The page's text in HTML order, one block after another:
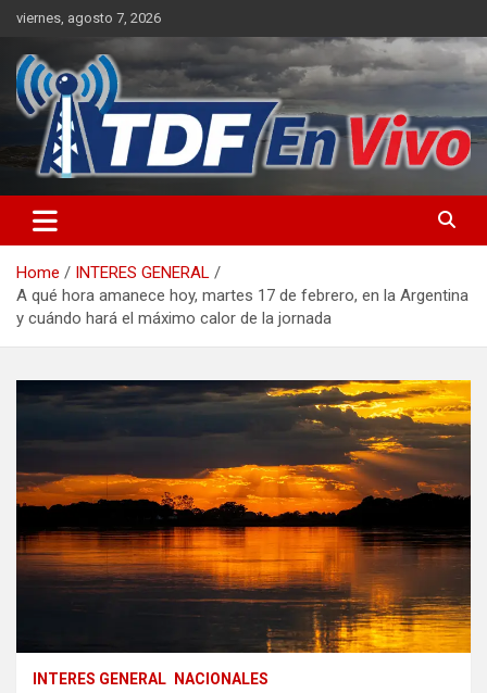
Skip
content
viernes, agosto 7, 2026
Home
INTERES GENERAL
A qué hora amanece hoy, martes 17 de febrero, en la Argentina
y cuándo hará el máximo calor de la jornada
INTERES GENERAL NACIONALES